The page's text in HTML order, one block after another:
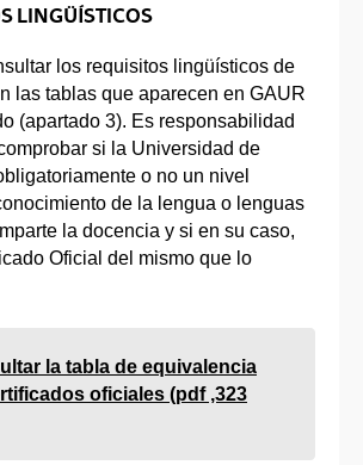
LINGÜÍSTICOS
los requisitos lingüísticos de
las tablas que aparecen en GAUR
(apartado 3). Es responsabilidad
si la Universidad de
o no un nivel
de la lengua o lenguas
la docencia y si en su caso,
Oficial del mismo que lo
la tabla de equivalencia
oficiales (pdf ,323